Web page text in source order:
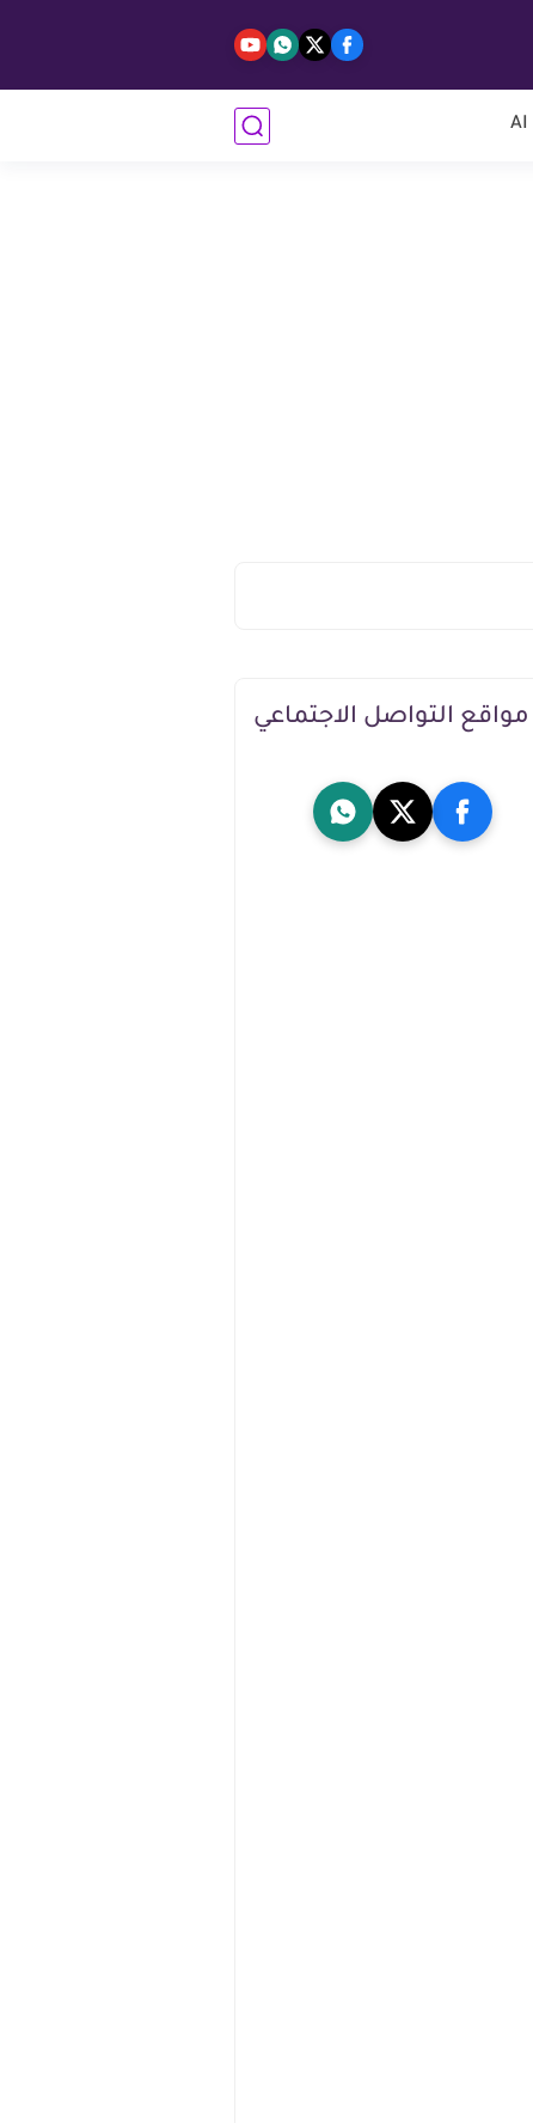
مواقع التواصل الاجتماعي